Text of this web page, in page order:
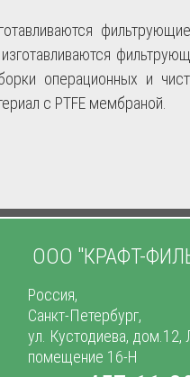
операционных и
с PTFE мембраной.
ООО "КРАФТ-
Россия,
Санкт-Петербург,
ул. Кустодиева, дом.12,
помещение 16-Н